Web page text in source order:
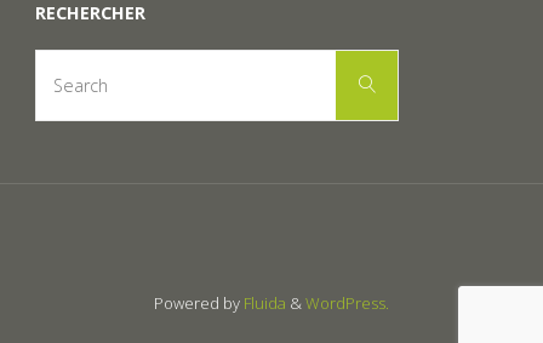
RECHERCHER
Search
Powered by Fluida &WordPress.